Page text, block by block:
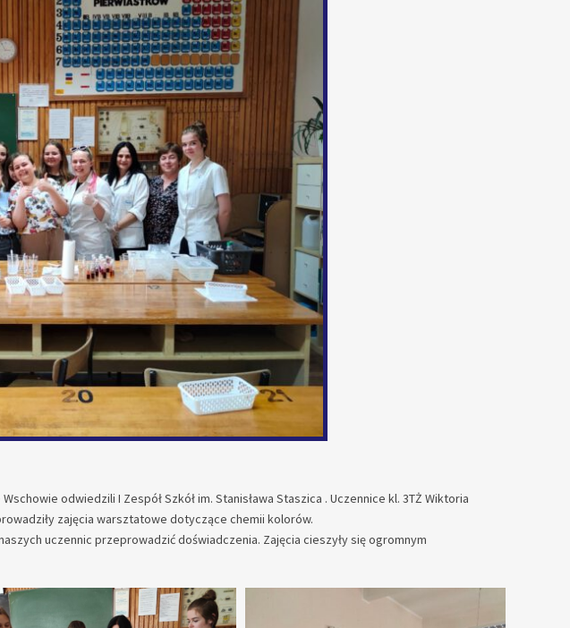
odwiedzili I Zespół Szkół im. Stanisława Staszica . Uczennice kl. 3TŻ Wiktoria
zajęcia warsztatowe dotyczące chemii kolorów.
uczennic przeprowadzić doświadczenia. Zajęcia cieszyły się ogromnym